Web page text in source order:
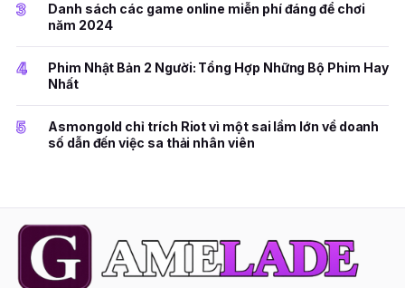
3
Danh sách các game online miễn phí đáng để chơi
năm 2024
4
Phim Nhật Bản 2 Người: Tổng Hợp Những Bộ Phim Hay
Nhất
5
Asmongold chỉ trích Riot vì một sai lầm lớn về doanh
số dẫn đến việc sa thải nhân viên